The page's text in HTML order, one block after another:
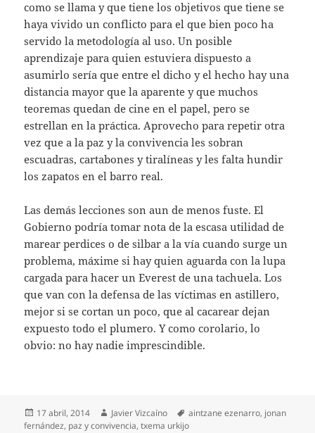
como se llama y que tiene los objetivos que tiene se
haya vivido un conflicto para el que bien poco ha
servido la metodología al uso. Un posible
aprendizaje para quien estuviera dispuesto a
asumirlo sería que entre el dicho y el hecho hay una
distancia mayor que la aparente y que muchos
teoremas quedan de cine en el papel, pero se
estrellan en la práctica. Aprovecho para repetir otra
vez que a la paz y la convivencia les sobran
escuadras, cartabones y tiralíneas y les falta hundir
los zapatos en el barro real.
Las demás lecciones son aun de menos fuste. El
Gobierno podría tomar nota de la escasa utilidad de
marear perdices o de silbar a la vía cuando surge un
problema, máxime si hay quien aguarda con la lupa
cargada para hacer un Everest de una tachuela. Los
que van con la defensa de las víctimas en astillero,
mejor si se cortan un poco, que al cacarear dejan
expuesto todo el plumero. Y como corolario, lo
obvio: no hay nadie imprescindible.
Publicado
el
17 abril, 2014 Autor
Javier Vizcaíno Etiquetas
aintzane ezenarro, jonan
fernández, paz y convivencia,txema urkijo